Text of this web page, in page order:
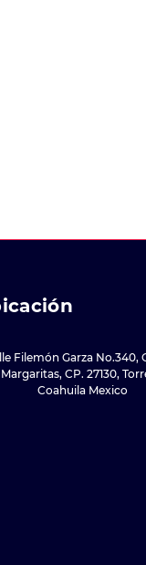
Filemón Garza No.340,
Margaritas, CP. 27130,
Coahuila Mexico